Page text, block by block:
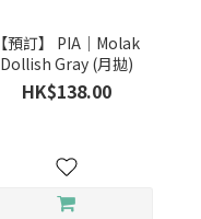
【預訂】 PIA｜Molak
Dollish Gray (月拋)
HK$138.00